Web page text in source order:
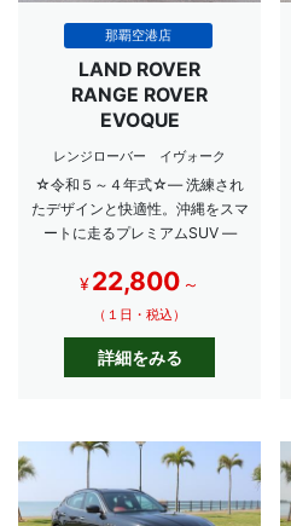
那覇空港店
LAND ROVER
RANGE ROVER
EVOQUE
レンジローバー イヴォーク
☆令和５～４年式☆― 洗練され
たデザインと快適性。沖縄をスマ
ートに走るプレミアムSUV ―
¥22,800 ～
（１日・税込）
詳細をみる